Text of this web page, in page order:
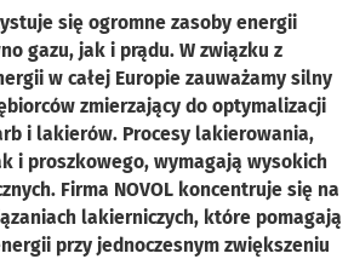
się ogromne zasoby energii
gazu, jak i prądu. W związku z
w całej Europie zauważamy silny
zmierzający do optymalizacji
i lakierów. Procesy lakierowania,
i proszkowego, wymagają wysokich
Firma NOVOL koncentruje się na
lakierniczych, które pomagają
przy jednoczesnym zwiększeniu